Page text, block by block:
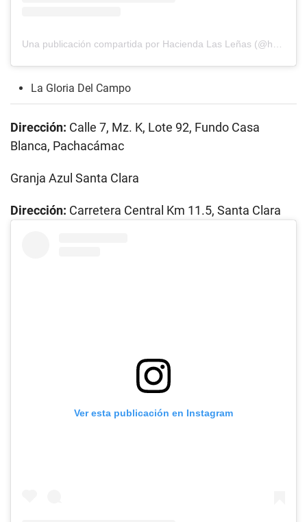
La Gloria Del Campo
Dirección: Calle 7, Mz. K, Lote 92, Fundo Casa
Blanca, Pachacámac
Granja Azul Santa Clara
Dirección: Carretera Central Km 11.5, Santa Clara
Ver esta publicación en Instagram